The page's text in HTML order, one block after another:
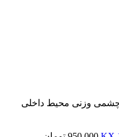
وزنی محیط داخلی